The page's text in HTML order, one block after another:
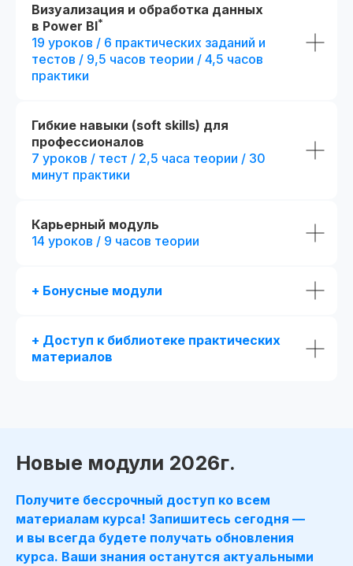
Визуализация и обработка данных
в Power BI*
19 уроков / 6 практических заданий и
тестов / 9,5 часов теории / 4,5 часов
практики
Гибкие навыки (soft skills) для
профессионалов
7 уроков / тест / 2,5 часа теории / 30
минут практики
Карьерный модуль
14 уроков / 9 часов теории
+ Бонусные модули
+ Доступ к библиотеке практических
материалов
Новые модули 2026г.
Получите бессрочный доступ ко всем
материалам курса! Запишитесь сегодня —
и вы всегда будете получать обновления
курса. Ваши знания останутся актуальными
при покупке курса